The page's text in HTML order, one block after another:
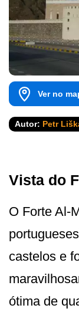
Ver no
Autor: Petr
Vista do
O Forte Al-
castelos e
ótima de